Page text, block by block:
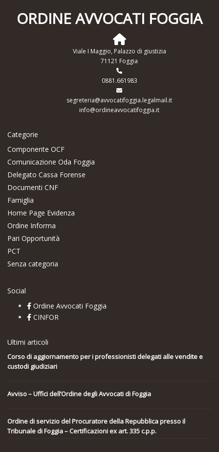
ORDINE AVVOCATI FOGGIA
Viale I Maggio, Palazzo di giustizia
71121 Foggia
0881.661983
segreteria@avvocatifoggia.legalmail.it
info@ordineavvocatifoggia.it
Categorie
Componente OCF
Comunicazione Oda Foggia
Delegato Cassa Forense
Documenti CNF
Famiglia
Home Page Evidenza
Ordine Informa
Pari Opportunità
PCT
Senza categoria
Social
Ordine Avvocati Foggia
CINFOR
Ultimi articoli
Corso di aggiornamento per i professionisti delegati alle vendite e
custodi giudiziari
Avviso – Uffici dell’Ordine degli Avvocati di Foggia
Ordine di servizio del Procuratore della Repubblica presso il
Tribunale di Foggia – Certificazioni ex art. 335 c.p.p.